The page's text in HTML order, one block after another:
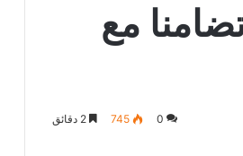
مع
0
745